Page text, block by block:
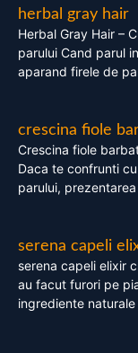
herbal gray hair
Herbal Gray Hair –
parului Cand parul
aparand firele de
crescina fiole
Crescina fiole
Daca te confrunti
parului,
serena capeli
serena capeli elixir
au facut furori pe
ingrediente